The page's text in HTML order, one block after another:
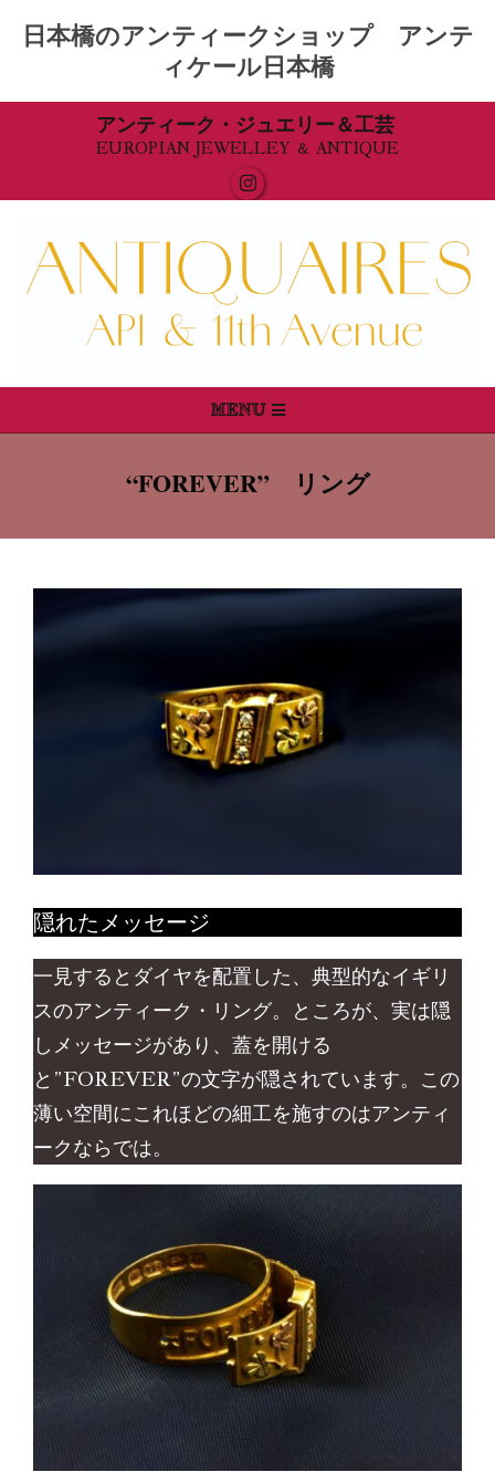
日本橋のアンティークショップ アンテ
ィケール日本橋
アンティーク・ジュエリー＆工芸
EUROPIAN JEWELLEY ＆ ANTIQUE
Navigation
MENU
“FOREVER” リング
隠れたメッセージ
一見するとダイヤを配置した、典型的なイギリ
スのアンティーク・リング。ところが、実は隠
しメッセージがあり、蓋を開ける
と”FOREVER”の文字が隠されています。この
薄い空間にこれほどの細工を施すのはアンティ
ークならでは。